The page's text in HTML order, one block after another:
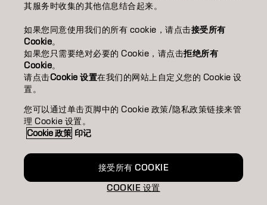
CONTACT US 聯絡我們
ImprintPrivacy PolicyCookie Policy Terms Of Use
Accessibility
HK | Chinese (Traditional)
其服务时收集的其他信息结合起来。
如果您同意使用我们的所有 cookie，请点击接受所有
Cookie。
如果您只需要绝对必要的 Cookie，请点击拒绝所有
Cookie。
请点击Cookie 设置在我们的网站上自定义您的 Cookie 设
置。
您可以通过单击页脚中的 Cookie 政策/隐私政策链接来管
理 Cookie 设置。
Cookie 政策 印记
COOKIE 设置
接受所有 COOKIE